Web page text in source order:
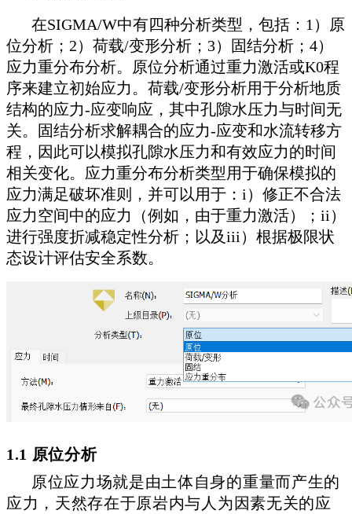
在SIGMA/W中有四种分析类型，包括：1）原
位分析；2）荷载/变形分析；3）固结分析；4）
应力重分布分析。原位分析通过重力激活或K0程
序来建立初始应力。荷载/变形分析用于分析地质
结构的应力-应变响应，其中孔隙水压力与时间无
关。固结分析求解耦合的应力-应变和水流转移方
程，因此可以模拟孔隙水压力和有效应力的时间
相关变化。应力重分布分析类型用于确保模拟的
应力满足破坏准则，并可以用于：i）修正不合法
应力空间中的应力（例如，由于重力激活）；ii）
进行强度折减稳定性分析；以及iii）根据极限状
态设计评估安全系数。
1.1 原位分析
原位应力场就是由土体自身的重量而产生的
应力，天然存在于原岩内与人为因素无关的应